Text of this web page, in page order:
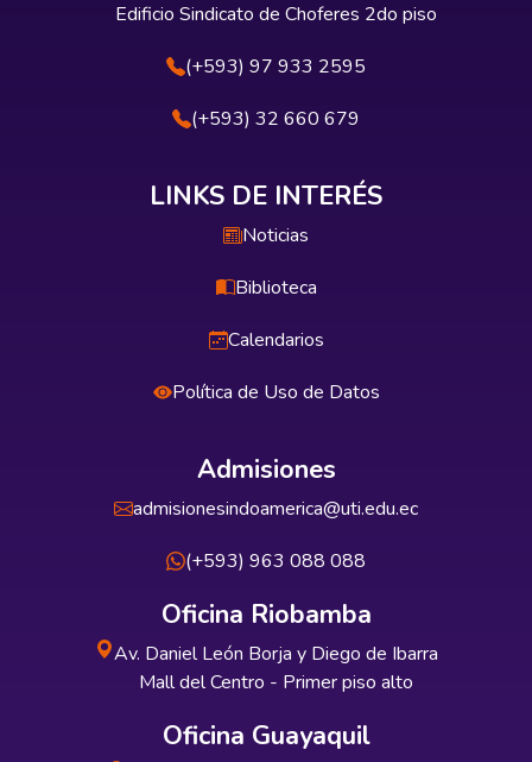
Edificio Sindicato de Choferes 2do piso
(+593) 97 933 2595
(+593) 32 660 679
LINKS DE INTERÉS
Noticias
Biblioteca
Calendarios
Política de Uso de Datos
Admisiones
admisionesindoamerica@uti.edu.ec
(+593) 963 088 088
Oficina Riobamba
Av. Daniel León Borja y Diego de Ibarra
Mall del Centro - Primer piso alto
Oficina Guayaquil